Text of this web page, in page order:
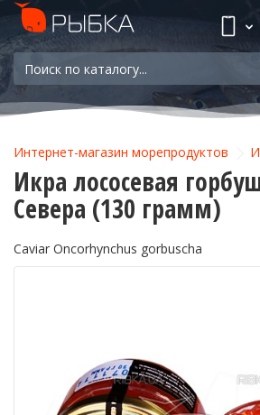
Интернет-магазин морепродуктов
Икра лососевая
Севера (130 грамм)
Caviar Oncorhynchus gorbuscha